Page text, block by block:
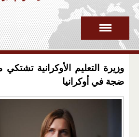
وزيرة التعليم الأوكرانية
ضجة في أوكرانيا